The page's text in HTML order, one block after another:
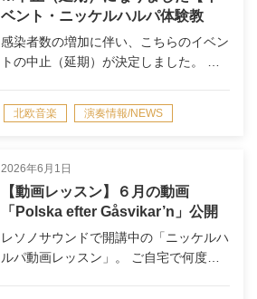
ベント・ニッケルハルパ体験教
室】8/8（日）・8/9（月・祝）「真
夏の北欧会」＠レソノサウンド
感染者数の増加に伴い、こちらのイベン
トの中止（延期）が決定しました。 …
北欧音楽 演奏情報/NEWS
2026年6月1日
【動画レッスン】６月の動画
「Polska efter Gåsvikar’n」公開
のお知らせ
レソノサウンドで開講中の「ニッケルハ
ルパ動画レッスン」。 ご自宅で何度…